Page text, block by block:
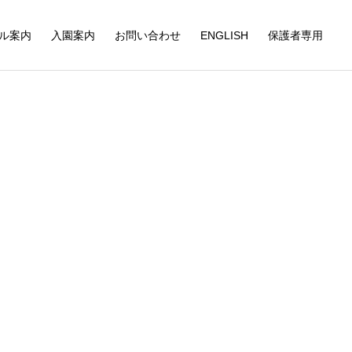
案内 入園案内 お問い合わせ ENGLISH 保護者専用